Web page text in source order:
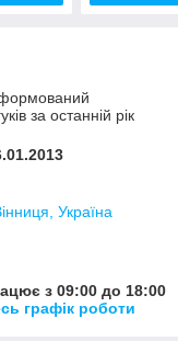
за останній рік
Україна
з 09:00 до 18:00
графік роботи